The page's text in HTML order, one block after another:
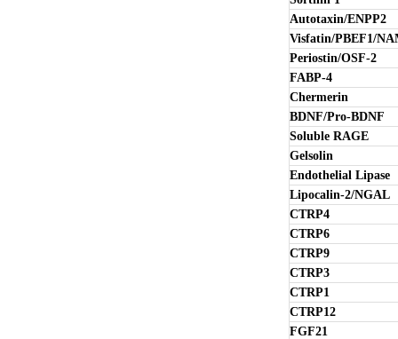
Autotaxin/ENPP2
Visfatin/PBEF1/
Periostin/OSF-2
FABP-4
Chermerin
BDNF/Pro-BDNF
Soluble RAGE
Gelsolin
Endothelial Lipase
Lipocalin-2/NGAL
CTRP4
CTRP6
CTRP9
CTRP3
CTRP1
CTRP12
FGF21